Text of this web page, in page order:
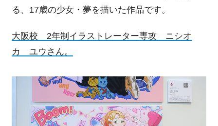
る、17歳の少女・夢を描いた作品です。
大阪校 2年制イラストレーター専攻 ニシオ
カ ユウさん。